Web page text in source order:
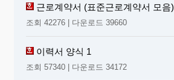
근로계약서 (표준근로계약서 모음)
조회 42276 | 다운로드 39660
이력서 양식 1
조회 57340 | 다운로드 34172